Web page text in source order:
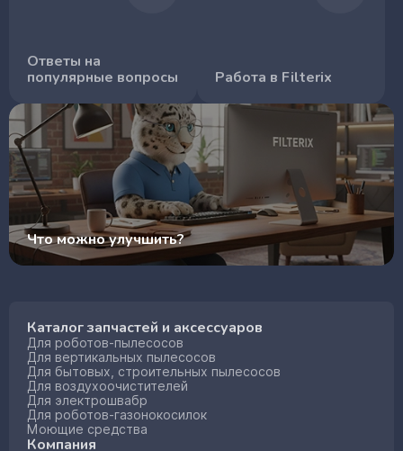
Ответы на
популярные вопросы
Работа в Filterix
Что можно улучшить?
Каталог запчастей и аксессуаров
Для роботов-пылесосов
Для вертикальных пылесосов
Для бытовых, строительных пылесосов
Для воздухоочистителей
Для электрошвабр
Для роботов-газонокосилок
Моющие средства
Компания